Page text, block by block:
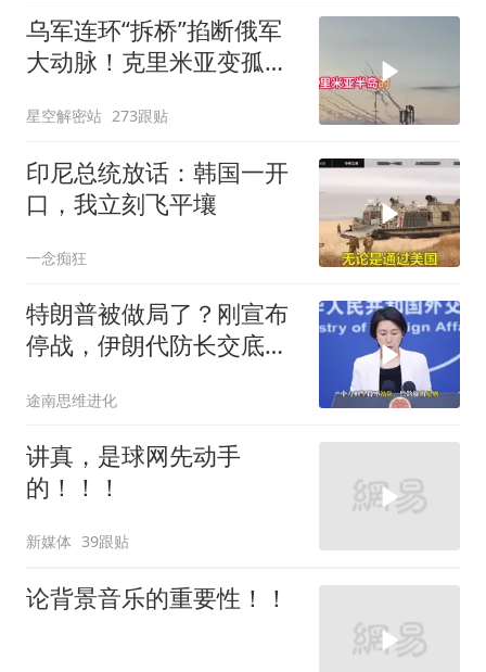
乌军连环“拆桥”掐断俄军
大动脉！克里米亚变孤
家”？
星空解密站 273跟贴
印尼总统放话：韩国一开
口，我立刻飞平壤
一念痴狂
特朗普被做局了？刚宣布
停战，伊朗代防长交底，
途南思维进化
讲真，是球网先动手
的！！！
新媒体 39跟贴
论背景音乐的重要性！！